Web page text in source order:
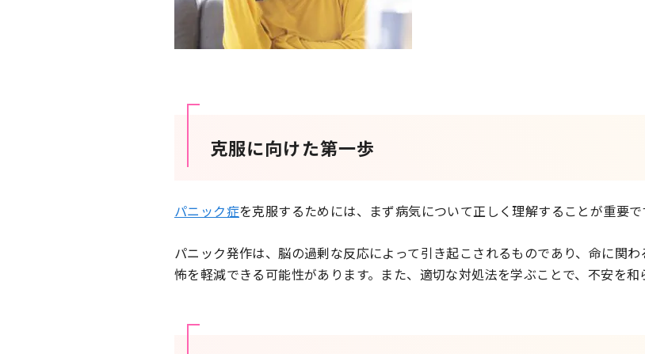
克服に向けた第一歩
パニック症を克服するためには、まず病気について正しく理解することが重要で
パニック発作は、脳の過剰な反応によって引き起こされるものであり、命に関
怖を軽減できる可能性があります。また、適切な対処法を学ぶことで、不安を和